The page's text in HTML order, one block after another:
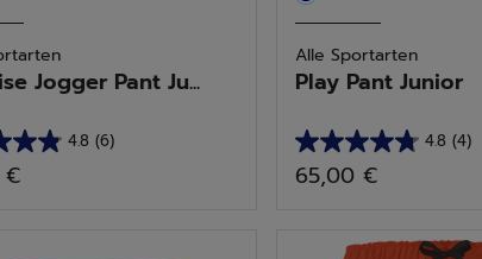
Jogger Pant Ju...
4.8 (6)
€
Alle Sportarten
Play Pant Junior
4.8 (4)
4.8
von
Sternen.
65,00 €